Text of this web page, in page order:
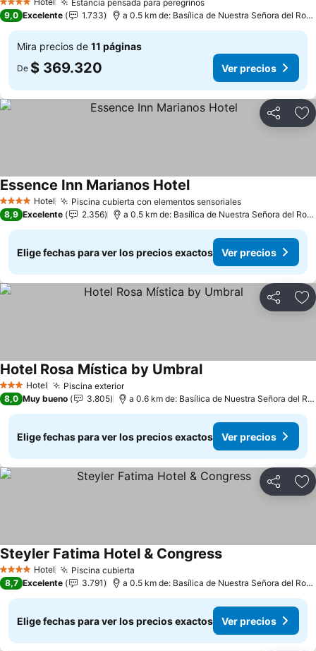
4 Estrellas Estancia pensada para peregrinosVer precios
9,0 Excelente 1.733 a 0.5 km de: Basílica de Nuestra Señora del
Mira precios de 11 páginas
De $ 369.320 Ver precios
Compartir
4 EstrellasHotel Piscina cubierta con elementos sensorialesVer precios
Essence Inn Marianos HotelVer precios
8,9 Excelente 2.356 a 0.5 km de: Basílica de Nuestra Señora del
Elige fechas para ver los precios exactos Ver precios
Compartir
3 Estrellas
Hotel Piscina exteriorVer precios
Hotel Rosa Mística by UmbralVer precios
8,0 Muy bueno 3.805 a 0.6 km de: Basílica de Nuestra Señora del
Elige fechas para ver los precios exactos Ver precios
Compartir
4 EstrellasHotel Piscina cubierta
Steyler Fatima Hotel & CongressVer precios
8,7 Excelente 3.791 a 0.5 km de: Basílica de Nuestra Señora del
Elige fechas para ver los precios exactos Ver precios